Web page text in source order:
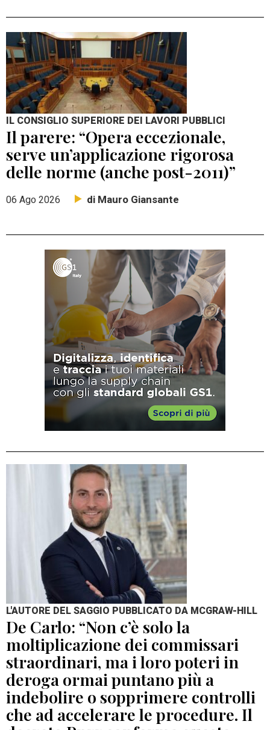
IL CONSIGLIO SUPERIORE DEI LAVORI PUBBLICI
Il parere: “Opera eccezionale,
serve un’applicazione rigorosa
delle norme (anche post-2011)”
06 Ago 2026 di Mauro Giansante
L'AUTORE DEL SAGGIO PUBBLICATO DA MCGRAW-HILL
De Carlo: “Non c’è solo la
moltiplicazione dei commissari
straordinari, ma i loro poteri in
deroga ormai puntano più a
indebolire o sopprimere controlli
che ad accelerare le procedure. Il